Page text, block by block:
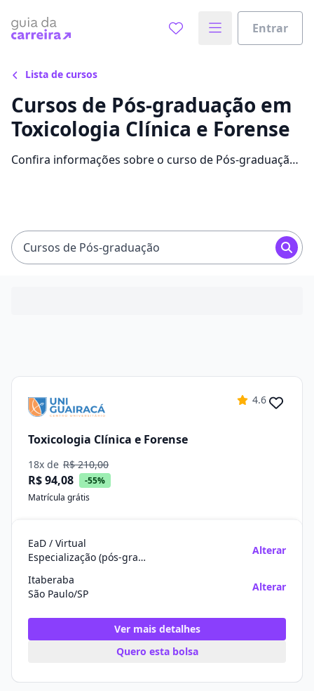
Entrar
Lista de cursos
Cursos de Pós-graduação em
Toxicologia Clínica e Forense
Confira informações sobre o curso de Pós-graduação
Cursos de Pós-graduação
4.6
Toxicologia Clínica e Forense
18x de R$ 210,00
R$ 94,08
-55%
Matrícula grátis
EaD / Virtual
Especialização (pós-graduação)
Alterar
Itaberaba
São Paulo/SP
Alterar
Ver mais detalhes
Quero esta bolsa